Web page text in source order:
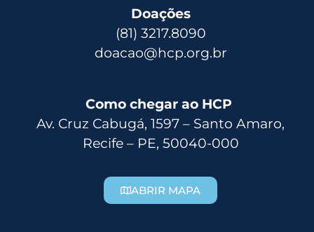
Doações
(81) 3217.8090
doacao@hcp.org.br
Como chegar ao HCP
Av. Cruz Cabugá, 1597 – Santo Amaro,
Recife – PE, 50040-000
ABRIR MAPA